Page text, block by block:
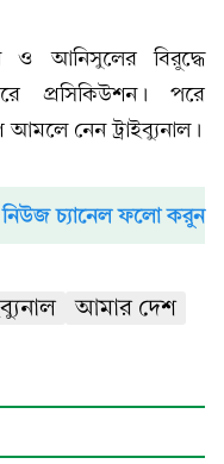
ও আনিসুলের বিরুদ্ধে
প্রসিকিউশন। পরে
নেন ট্রাইব্যুনাল।
চ্যানেল ফলো করুন
আমার দেশ